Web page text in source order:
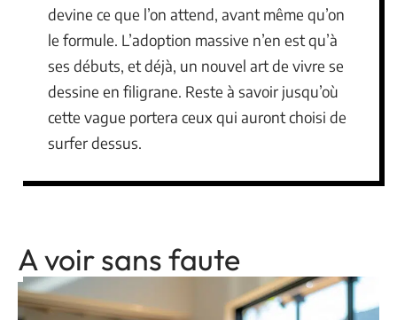
devine ce que l’on attend, avant même qu’on
le formule. L’adoption massive n’en est qu’à
ses débuts, et déjà, un nouvel art de vivre se
dessine en filigrane. Reste à savoir jusqu’où
cette vague portera ceux qui auront choisi de
surfer dessus.
A voir sans faute